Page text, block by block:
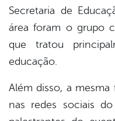
Secretaria de
área foram o grupo
que tratou
educação.
Além disso, a
nas redes sociais